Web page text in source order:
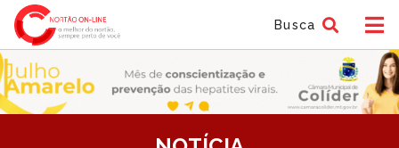
Busca